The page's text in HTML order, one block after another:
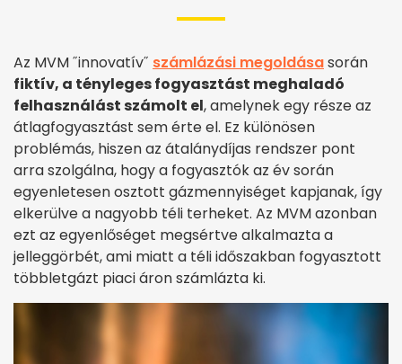
Az MVM ˝innovatív˝ számlázási megoldásasorán
fiktív, a tényleges fogyasztást meghaladó
felhasználást számolt el, amelynek egy része az
átlagfogyasztást sem érte el. Ez különösen
problémás, hiszen az átalánydíjas rendszer pont
arra szolgálna, hogy a fogyasztók az év során
egyenletesen osztott gázmennyiséget kapjanak, így
elkerülve a nagyobb téli terheket. Az MVM azonban
ezt az egyenlőséget megsértve alkalmazta a
jelleggörbét, ami miatt a téli időszakban fogyasztott
többletgázt piaci áron számlázta ki.